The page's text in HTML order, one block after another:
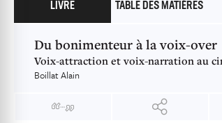
LIVRE TABLE DES MATIÈRES
Du bonimenteur à la voix-over
Voix-attraction et voix-narration au
Boillat Alain